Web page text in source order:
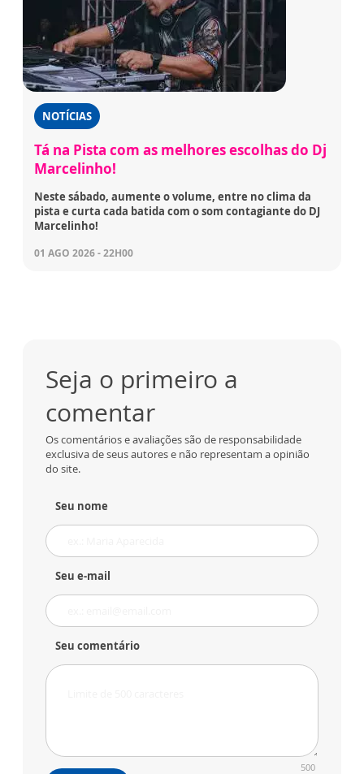
NOTÍCIAS
Tá na Pista com as melhores escolhas do Dj
Marcelinho!
Neste sábado, aumente o volume, entre no clima da
pista e curta cada batida com o som contagiante do DJ
Marcelinho!
01 AGO 2026 - 22H00
Seja o primeiro a
comentar
Os comentários e avaliações são de responsabilidade
exclusiva de seus autores e não representam a opinião
do site.
Seu nome
Seu e-mail
Seu comentário
500